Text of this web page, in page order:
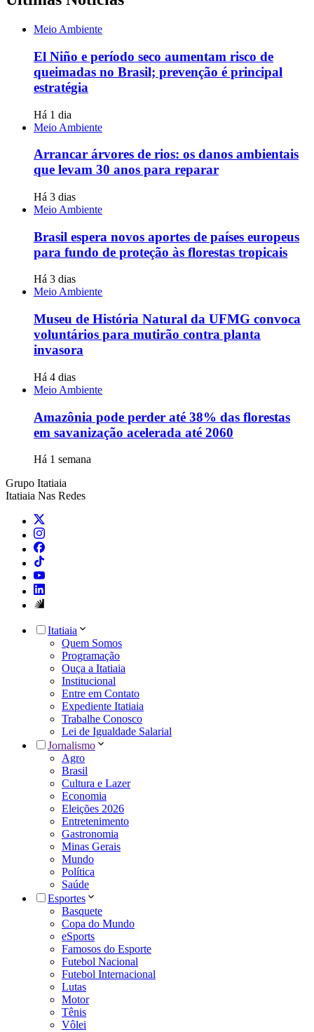
Meio Ambiente
El Niño e período seco aumentam risco de
queimadas no Brasil; prevenção é principal
estratégia
Há 1 dia
Meio Ambiente
Arrancar árvores de rios: os danos ambientais
que levam 30 anos para reparar
Há 3 dias
Meio Ambiente
Brasil espera novos aportes de países europeus
para fundo de proteção às florestas tropicais
Há 3 dias
Meio Ambiente
Museu de História Natural da UFMG convoca
voluntários para mutirão contra planta
invasora
Há 4 dias
Meio Ambiente
Amazônia pode perder até 38% das florestas
em savanização acelerada até 2060
Há 1 semana
Grupo Itatiaia
Itatiaia Nas Redes
Itatiaia
Quem Somos
Programação
Ouça a Itatiaia
Institucional
Entre em Contato
Expediente Itatiaia
Trabalhe Conosco
Lei de Igualdade Salarial
Jornalismo
Agro
Brasil
Cultura e Lazer
Economia
Eleições 2026
Entretenimento
Gastronomia
Minas Gerais
Mundo
Política
Saúde
Esportes
Basquete
Copa do Mundo
eSports
Famosos do Esporte
Futebol Nacional
Futebol Internacional
Lutas
Motor
Tênis
Vôlei